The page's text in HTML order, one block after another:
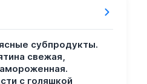
субпродукты.
свежая,
с голяшкой